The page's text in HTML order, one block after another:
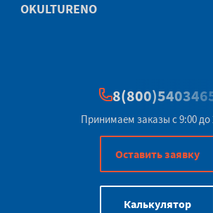
OKULTURENO
Принимаем заказы с 9:00 до
Оставить заявку
Калькулятор